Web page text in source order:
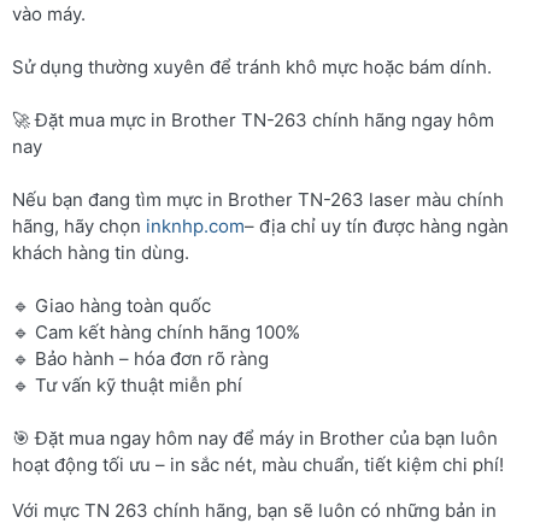
vào máy.
Sử dụng thường xuyên để tránh khô mực hoặc bám dính.
🚀 Đặt mua mực in Brother TN-263 chính hãng ngay hôm
nay
Nếu bạn đang tìm mực in Brother TN-263 laser màu chính
hãng, hãy chọn inknhp.com– địa chỉ uy tín được hàng ngàn
khách hàng tin dùng.
🔹 Giao hàng toàn quốc
🔹 Cam kết hàng chính hãng 100%
🔹 Bảo hành – hóa đơn rõ ràng
🔹 Tư vấn kỹ thuật miễn phí
🎯 Đặt mua ngay hôm nay để máy in Brother của bạn luôn
hoạt động tối ưu – in sắc nét, màu chuẩn, tiết kiệm chi phí!
Với mực TN 263 chính hãng, bạn sẽ luôn có những bản in